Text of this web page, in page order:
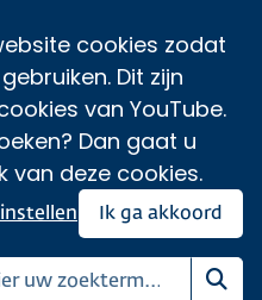
cookies zodat
Dit zijn
van YouTube.
Dan gaat u
van deze cookies.
Ik ga akkoord